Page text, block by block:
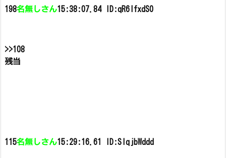
198名無しさん15:38:07.84 ID:qR6IfxdS0
>>108
残当
115名無しさん15:29:16.61 ID:SIqjbWddd